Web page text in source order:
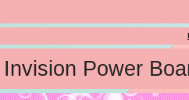
Invision Power